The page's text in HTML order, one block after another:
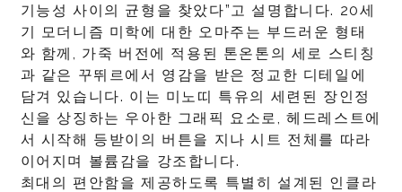
기능성 사이의 균형을 찾았다”고 설명합니다. 20세
기 모더니즘 미학에 대한 오마주는 부드러운 형태
와 함께, 가죽 버전에 적용된 톤온톤의 세로 스티칭
과 같은 꾸뛰르에서 영감을 받은 정교한 디테일에
담겨 있습니다. 이는 미노띠 특유의 세련된 장인정
신을 상징하는 우아한 그래픽 요소로, 헤드레스트에
서 시작해 등받이의 버튼을 지나 시트 전체를 따라
이어지며 볼륨감을 강조합니다.
최대의 편안함을 제공하도록 특별히 설계된 인클라